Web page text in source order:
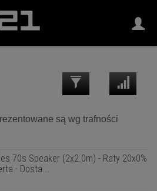
są wg trafności
70s Speaker (2x2.0m) - Raty 20x0%
- Dosta...